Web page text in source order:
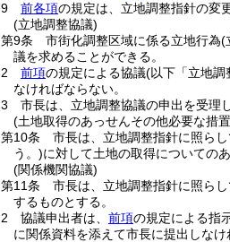
9
前各項の規定は、立地調整指針の変
(立地調整協議)
第9条
市街化調整区域に係る立地行為(
議を求めることができる。
2
前項の規定による協議(以下「立地調
なければならない。
3
市長は、立地調整協議の申出を受理
(土地取得のあっせんその他必要な措
第10条
市長は、立地調整指針に照ら
う。)に対して土地の取得についての
(関係機関協議)
第11条
市長は、立地調整指針に照ら
するものとする。
2
協議申出者は、 前項の規定による指
に関係資料を添えて市長に提出しなけ